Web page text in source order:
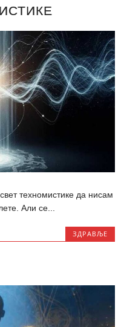
техномистике да нисам
Али се...
ЗДРАВЉЕ